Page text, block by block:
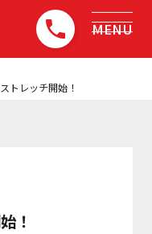
MENU
トレッチ開始！
！